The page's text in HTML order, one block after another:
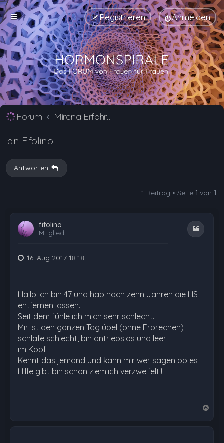
Anmelden
Registrieren
Forum Mirena Erfahrungsberichte und Nebenwirkungen
an Fifolino
Antworten
1 Beitrag • Seite 1 von 1
fifolino
Mitglied
Zitat
16. Aug 2017 18:18
Hallo ich bin 47 und hab nach zehn Jahren die HS
entfernen lassen.
Seit dem fühle ich mich sehr schlecht.
Mir ist den ganzen Tag übel (ohne Erbrechen)
schlafe schlecht, bin antriebslos und leer
im Kopf.
Kennt das jemand und kann mir wer sagen ob es
Hilfe gibt bin schon ziemlich verzweifelt!!